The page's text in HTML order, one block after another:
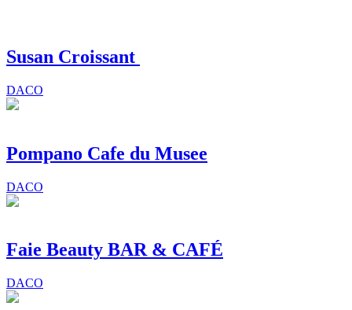
Susan Croissant
DACO
Pompano Cafe du Musee
DACO
Faie Beauty BAR & CAFÉ
DACO